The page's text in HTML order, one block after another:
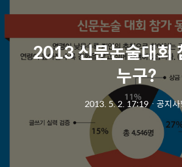
2013 신문논술대회
누구?
2013. 5. 2. 17:19ㆍ공지